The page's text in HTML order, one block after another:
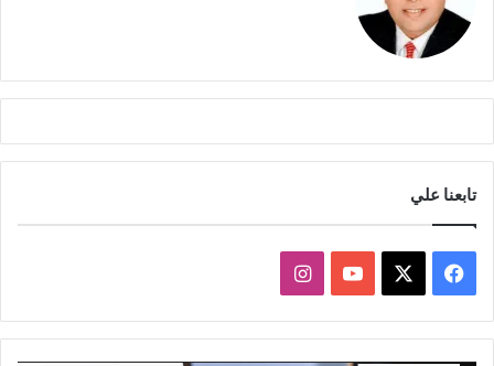
ى
ع
ا
اتابعنا علي
ي
س
X
Y
o
ن
س